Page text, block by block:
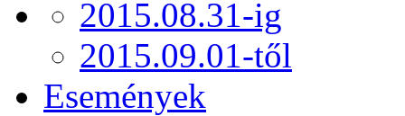
2015.08.31-ig
2015.09.01-től
Események